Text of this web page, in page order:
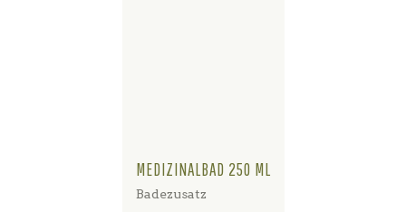
MEDIZINALBAD 250 ML
Badezusatz